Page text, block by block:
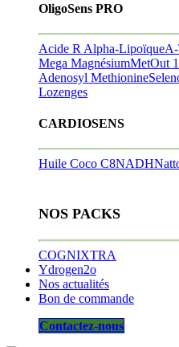
OligoSens PRO
Acide R Alpha-Lipoïque
Mega MagnésiumMetOut
Adenosyl Methionine
Lozenges
CARDIOSENS
Huile Coco C8NADH
NOS PACKS
COGNIXTRA
Ydrogen2o
Nos actualités
Bon de commande
Contactez-nous